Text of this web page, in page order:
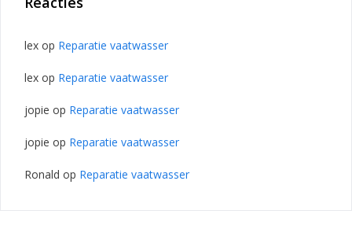
lex op Reparatie vaatwasser
lex op Reparatie vaatwasser
jopie op Reparatie vaatwasser
jopie op Reparatie vaatwasser
Ronald op Reparatie vaatwasser